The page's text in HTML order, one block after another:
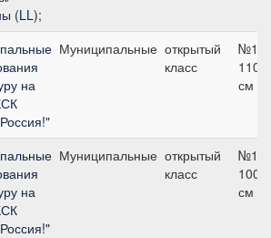
(LL);
на
Муниципальные открытый
класс
№13,
110
см
на
Муниципальные открытый
класс
№14,
100
см